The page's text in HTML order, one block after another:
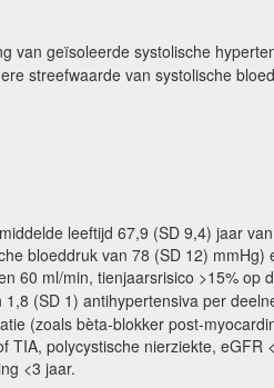
van geïsoleerde systolische
streefwaarde van systolische
leeftijd 67,9 (SD 9,4) jaar
bloeddruk van 78 (SD 12)
60 ml/min, tienjaarsrisico >15%
1,8 (SD 1) antihypertensiva per
(zoals bèta-blokker post-
polycystische nierziekte,
<3 jaar.